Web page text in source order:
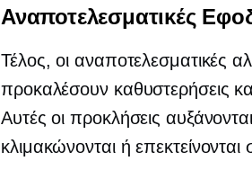
Αναποτελεσματικές
Τέλος, οι αναποτελεσματικές
προκαλέσουν καθυστερήσεις
Αυτές οι προκλήσεις
κλιμακώνονται ή